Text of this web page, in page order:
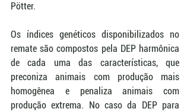
Pötter.
Os índices genéticos disponibilizados no
remate são compostos pela DEP harmônica
de cada uma das características, que
preconiza animais com produção mais
homogênea e penaliza animais com
produção extrema. No caso da DEP para